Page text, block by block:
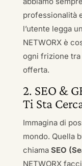
professionalità
l’utente legga
NETWORX è
ogni frizione
offerta.
2. SEO &
Ti Sta
Immagina di
mondo. Quella
chiama SEO
NETWORX